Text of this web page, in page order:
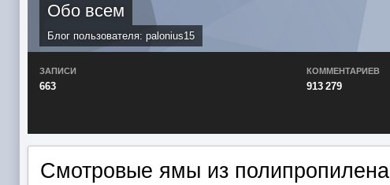
Обо всем
Блог пользователя: palonius15
ЗАПИСИ
663
КОММЕНТАРИЕВ
913 279
Смотровые ямы из полипропилена